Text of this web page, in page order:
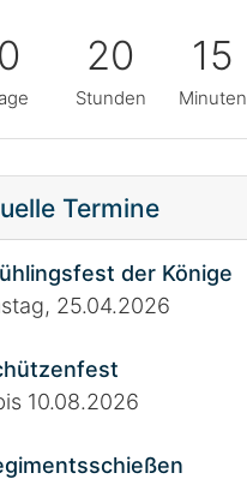
0 20 15
Stunden Minuten
Termine
der Könige
25.04.2026
10.08.2026